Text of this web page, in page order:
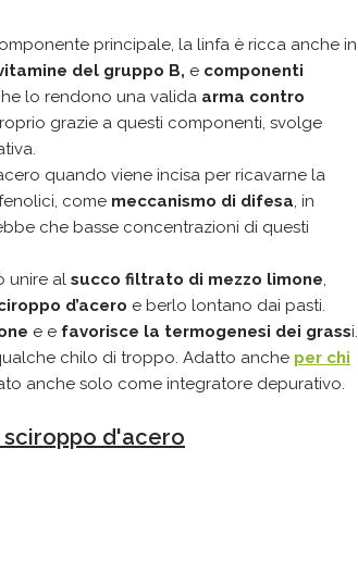
principale, la linfa è ricca anche in
del gruppo B, e componenti
lo rendono una valida arma contro
grazie a questi componenti, svolge
quando viene incisa per ricavarne la
come meccanismo di difesa, in
che basse concentrazioni di questi
unire al succo filtrato di mezzo limone,
d’acero e berlo lontano dai pasti.
e e favorisce la termogenesi dei grassi.
chilo di troppo. Adatto anche per chi
anche solo come integratore depurativo.
d'acero